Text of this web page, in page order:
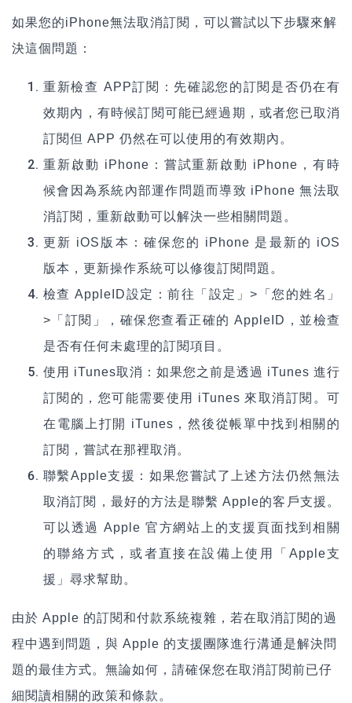
如果您的iPhone無法取消訂閱，可以嘗試以下步驟來解
決這個問題：
重新檢查 APP訂閱：先確認您的訂閱是否仍在有
效期內，有時候訂閱可能已經過期，或者您已取消
訂閱但 APP 仍然在可以使用的有效期內。
重新啟動 iPhone：嘗試重新啟動 iPhone，有時
候會因為系統內部運作問題而導致 iPhone 無法取
消訂閱，重新啟動可以解決一些相關問題。
更新 iOS版本：確保您的 iPhone 是最新的 iOS
版本，更新操作系統可以修復訂閱問題。
檢查 AppleID設定：前往「設定」>「您的姓名」
>「訂閱」，確保您查看正確的 AppleID，並檢查
是否有任何未處理的訂閱項目。
使用 iTunes取消：如果您之前是透過 iTunes 進行
訂閱的，您可能需要使用 iTunes 來取消訂閱。可
在電腦上打開 iTunes，然後從帳單中找到相關的
訂閱，嘗試在那裡取消。
聯繫Apple支援：如果您嘗試了上述方法仍然無法
取消訂閱，最好的方法是聯繫 Apple的客戶支援。
可以透過 Apple 官方網站上的支援頁面找到相關
的聯絡方式，或者直接在設備上使用「Apple支
援」尋求幫助。
由於 Apple 的訂閱和付款系統複雜，若在取消訂閱的過
程中遇到問題，與 Apple 的支援團隊進行溝通是解決問
題的最佳方式。無論如何，請確保您在取消訂閱前已仔
細閱讀相關的政策和條款。